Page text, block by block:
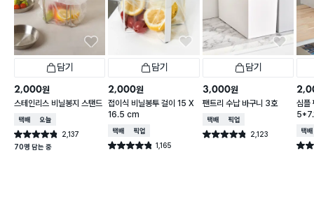
담기
2,000원
스테인리스 비닐봉지 스탠드
택배배송오늘배송
별점 4.8점 2,137
건 작성
70명 담는 중
담기
2,000원
접이식 비닐봉투 걸이 15 X
16.5 cm
택배배송매장픽업
별점 4.8점 1,165
건 작성
담기
3,000원
팬트리 수납 바구니 3호
택배배송매장픽업
별점 4.8점 2,123
건 작성
심플
택배
별점